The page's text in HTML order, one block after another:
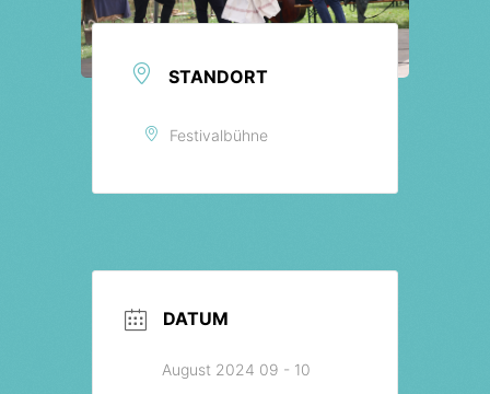
STANDORT
Festivalbühne
DATUM
August 2024 09 - 10